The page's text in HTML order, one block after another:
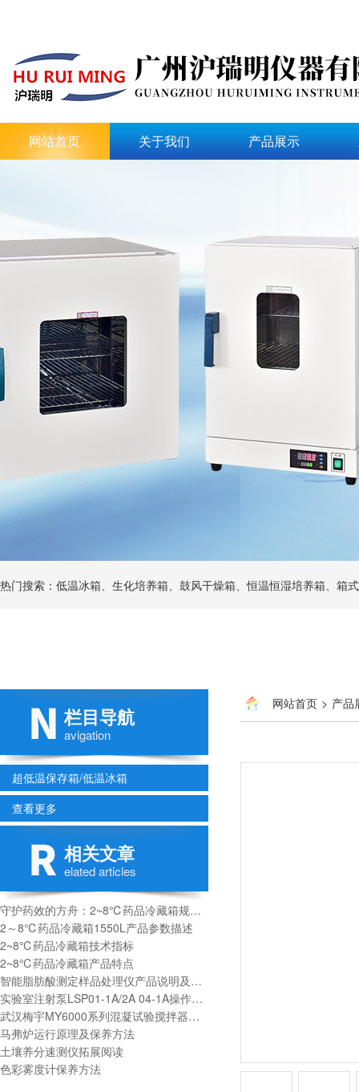
网站首页 关于我们 产品展示
热门搜索：低温冰箱、生化培养箱、鼓风干燥箱、恒温恒湿培养箱、箱
栏目导航
avigation
超低温保存箱/低温冰箱
查看更多
相关文章
elated articles
守护药效的方舟：2~8℃药品冷藏箱规范使用指南
2～8℃药品冷藏箱1550L产品参数描述
2~8℃药品冷藏箱技术指标
2~8℃药品冷藏箱产品特点
智能脂肪酸测定样品处理仪产品说明及适用标准
实验室注射泵LSP01-1A/2A 04-1A操作介绍
武汉梅宇MY6000系列混凝试验搅拌器使用说明书
马弗炉运行原理及保养方法
土壤养分速测仪拓展阅读
色彩雾度计保养方法
网站首页 > 产品